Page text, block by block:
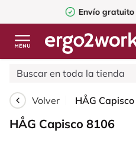
Envío gratuito
Volver
HÅG Capisco 8106